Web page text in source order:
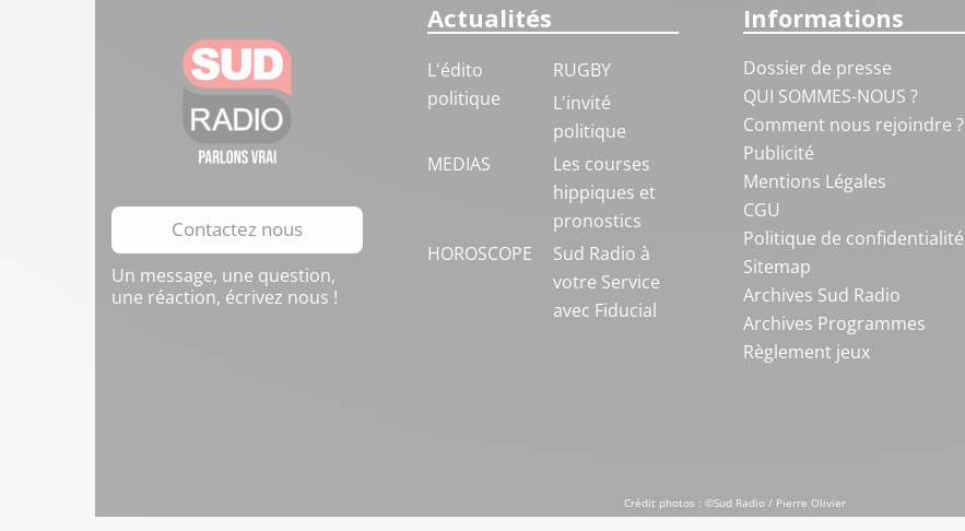
Contactez nous
Un message, une question,
une réaction, écrivez nous !
Actualités
L'édito
politique
RUGBY
L'invité
politique
MEDIAS
Les courses
hippiques et
pronostics
HOROSCOPE
Sud Radio à
votre Service
avec Fiducial
Informations
Dossier de presse
QUI SOMMES-NOUS ?
Comment nous rejoindre ?
Publicité
Mentions Légales
CGU
Politique de confidentialité
Sitemap
Archives Sud Radio
Archives Programmes
Règlement jeux
Crédit photos : ©Sud Radio / Pierre Olivier